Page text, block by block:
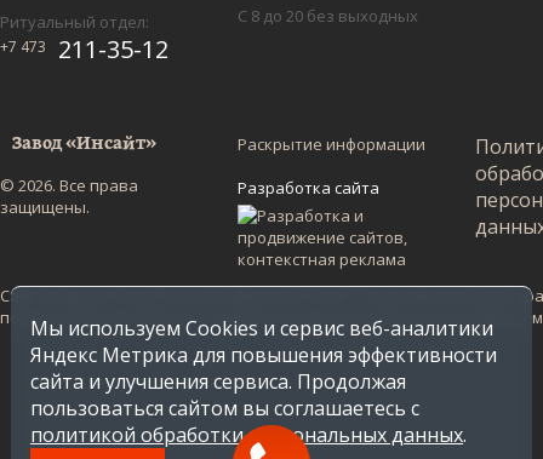
Ритуальный отдел:
+7 473 211-35-12
С 8 до 20 без выходных
Завод «Инсайт»
© 2026. Все права
защищены.
Раскрытие информации
Разработка сайта
Сайт не является публичной офертой и несет ознакомительный
по Воронежской области. Стоимость в других регионах уточняйте
Мы используем Cookies и сервис веб-аналитики
Яндекс Метрика для повышения эффективности
сайта и улучшения сервиса. Продолжая
пользоваться сайтом вы соглашаетесь с
политикой обработки персональных данных.